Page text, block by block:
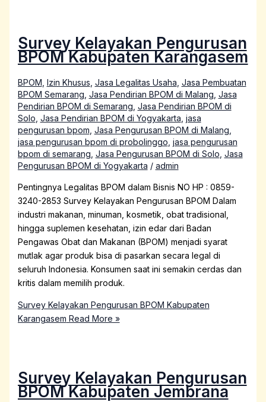
Survey Kelayakan Pengurusan
BPOM Kabupaten Karangasem
BPOM Izin Khusus Jasa Legalitas Usaha Jasa Pembuatan
BPOM Semarang Jasa Pendirian BPOM di Malang Jasa
Pendirian BPOM di Semarang Jasa Pendirian BPOM di
Solo Jasa Pendirian BPOM di Yogyakarta jasa
pengurusan bpom Jasa Pengurusan BPOM di Malang
jasa pengurusan bpom di probolinggo jasa pengurusan
bpom di semarang Jasa Pengurusan BPOM di Solo Jasa
Pengurusan BPOM di Yogyakarta / admin
Pentingnya Legalitas BPOM dalam Bisnis NO HP : 0859-
3240-2853 Survey Kelayakan Pengurusan BPOM Dalam
industri makanan, minuman, kosmetik, obat tradisional,
hingga suplemen kesehatan, izin edar dari Badan
Pengawas Obat dan Makanan (BPOM) menjadi syarat
mutlak agar produk bisa di pasarkan secara legal di
seluruh Indonesia. Konsumen saat ini semakin cerdas dan
kritis dalam memilih produk.
Survey Kelayakan Pengurusan BPOM Kabupaten
Karangasem Read More »
Survey Kelayakan Pengurusan
BPOM Kabupaten Jembrana